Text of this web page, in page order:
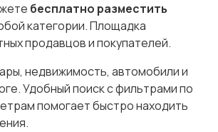
бесплатно разместить
категории. Площадка
продавцов и покупателей.
недвижимость, автомобили и
Удобный поиск с фильтрами по
помогает быстро находить